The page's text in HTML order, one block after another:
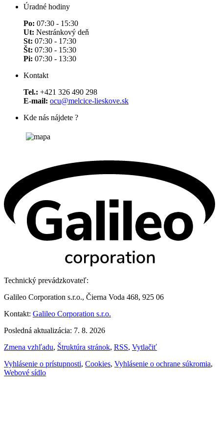
Úradné hodiny
Po: 07:30 - 15:30
Ut: Nestránkový deň
St: 07:30 - 17:30
Št: 07:30 - 15:30
Pi: 07:30 - 13:30
Kontakt
Tel.: +421 326 490 298
E-mail: ocu@melcice-lieskove.sk
Kde nás nájdete ?
Technický prevádzkovateľ:
Galileo Corporation s.r.o., Čierna Voda 468, 925 06
Kontakt: Galileo Corporation s.r.o.
Posledná aktualizácia: 7. 8. 2026
Zmena vzhľadu, Štruktúra stránok, RSS, Vytlačiť
Vyhlásenie o prístupnosti, Cookies, Vyhlásenie o ochrane súkromia,
Webové sídlo